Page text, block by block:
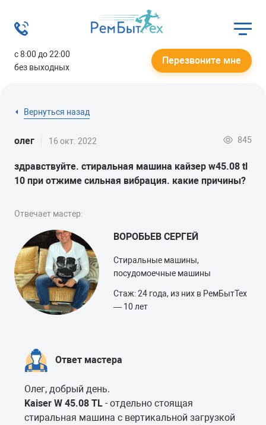
с 8:00 до 22:00
без выходных
Перезвоните мне
Вернуться назад
олег 16 окт. 2022 845
здравствуйте. стиральная машина кайзер w45.08 tl
10 при отжиме сильная вибрация. какие причины?
Отвечает мастер:
ВОРОБЬЕВ СЕРГЕЙ
Стиральные машины,
посудомоечные машины
Стаж: 24 года, из них в РемБытТех
— 10 лет
Ответ мастера
Олег, добрый день.
Kaiser W 45.08 TL - отдельно стоящая
стиральная машина с вертикальной загрузкой